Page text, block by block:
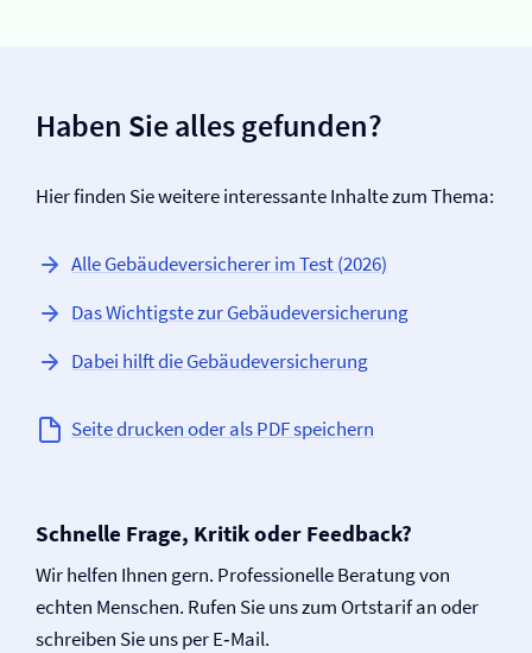
Haben Sie alles gefunden?
Hier finden Sie weitere interessante Inhalte zum Thema:
Alle Gebäude­versicherer im Test (2026)
Das Wichtigste zur Gebäude­versicherung
Dabei hilft die Gebäude­versicherung
Seite drucken oder als PDF speichern
Schnelle Frage, Kritik oder Feedback?
Wir helfen Ihnen gern. Professionelle Beratung von
echten Menschen. Rufen Sie uns zum Ortstarif an oder
schreiben Sie uns per E‑Mail.